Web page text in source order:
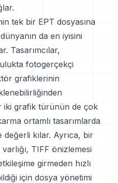
tek bir EPT dosyasına
da en iyisini
Tasarımcılar,
fotogerçekçi
grafiklerinin
iki grafik türünün de çok
ortamlı tasarımlarda
değerli kılar. Ayrıca, bir
TIFF önizlemesi
girmeden hızlı
için dosya yönetimi